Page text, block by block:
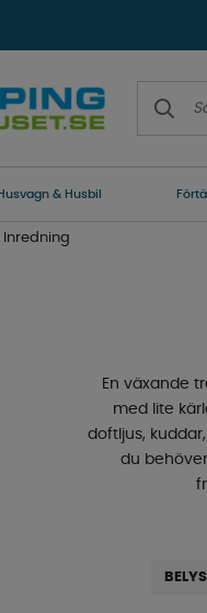
Husvagn & Husbil
Inredning
En växande
med lite
doftljus,
du